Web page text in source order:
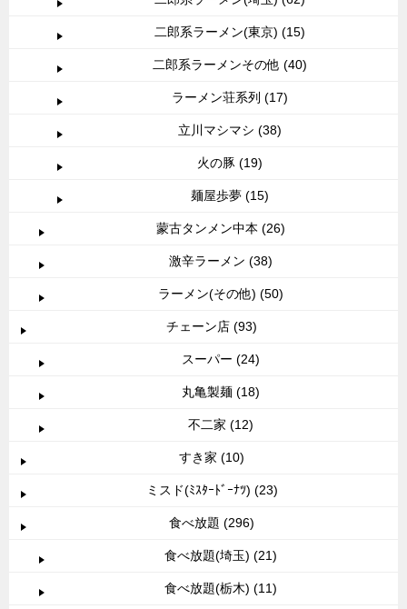
二郎系ラーメン(東京) (15)
二郎系ラーメンその他 (40)
ラーメン荘系列 (17)
立川マシマシ (38)
火の豚 (19)
麺屋歩夢 (15)
蒙古タンメン中本 (26)
激辛ラーメン (38)
ラーメン(その他) (50)
チェーン店 (93)
スーパー (24)
丸亀製麺 (18)
不二家 (12)
すき家 (10)
ミスド(ﾐｽﾀｰﾄﾞｰﾅﾂ) (23)
食べ放題 (296)
食べ放題(埼玉) (21)
食べ放題(栃木) (11)